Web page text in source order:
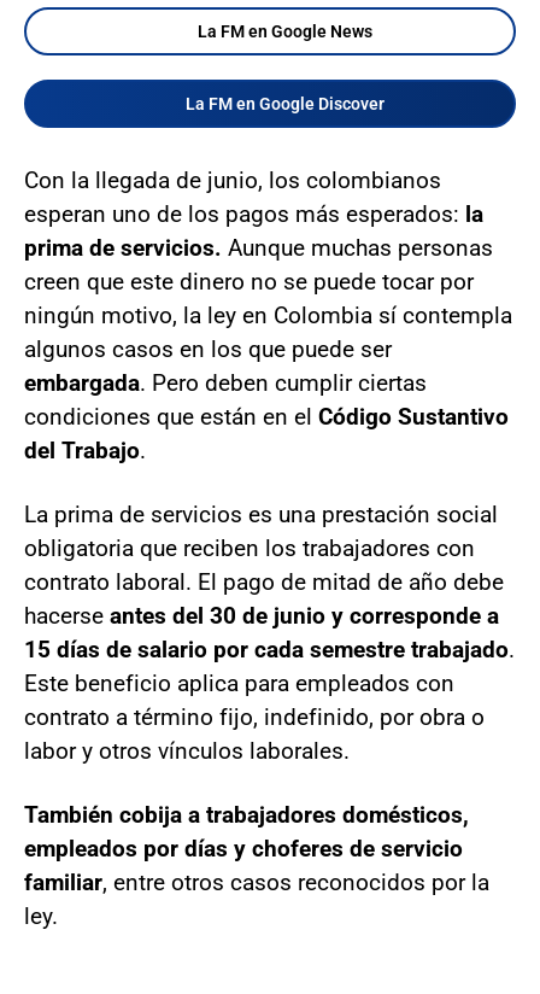
La FM en Google News
La FM en Google Discover
Con la llegada de junio, los colombianos
esperan uno de los pagos más esperados: la
prima de servicios. Aunque muchas personas
creen que este dinero no se puede tocar por
ningún motivo, la ley en Colombia sí contempla
algunos casos en los que puede ser
embargada. Pero deben cumplir ciertas
condiciones que están en el Código Sustantivo
del Trabajo.
La prima de servicios es una prestación social
obligatoria que reciben los trabajadores con
contrato laboral. El pago de mitad de año debe
hacerse antes del 30 de junio y corresponde a
15 días de salario por cada semestre trabajado.
Este beneficio aplica para empleados con
contrato a término fijo, indefinido, por obra o
labor y otros vínculos laborales.
También cobija a trabajadores domésticos,
empleados por días y choferes de servicio
familiar, entre otros casos reconocidos por la
ley.